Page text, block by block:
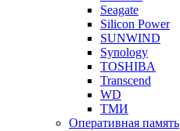
Seagate
Silicon Power
SUNWIND
Synology
TOSHIBA
Transcend
WD
ТМИ
Оперативная память